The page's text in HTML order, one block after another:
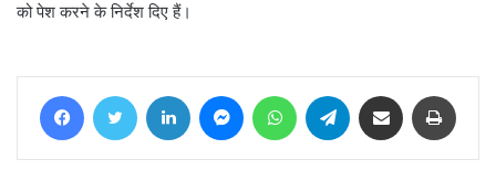
को पेश करने के निर्देश दिए हैं।
FacebookTwitter LinkedIn MessengerWhatsAppTelegram Share via Email